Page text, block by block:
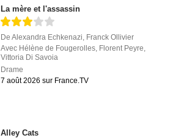
La mère et l'assassin
DeAlexandra Echkenazi Franck Ollivier
Avec Hélène de Fougerolles Florent Peyre
Vittoria Di Savoia
Drame
7 août 2026 sur France.TV
Alley Cats